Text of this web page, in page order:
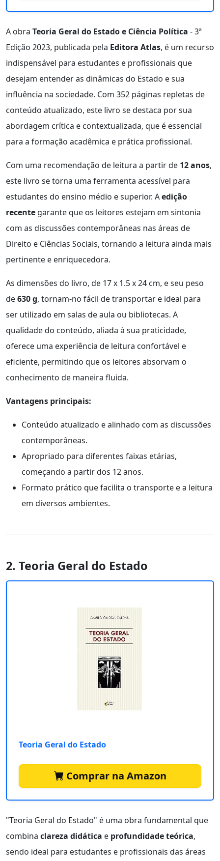
A obra Teoria Geral do Estado e Ciência Política - 3ª
Edição 2023, publicada pela Editora Atlas, é um recurso
indispensável para estudantes e profissionais que
desejam entender as dinâmicas do Estado e sua
influência na sociedade. Com 352 páginas repletas de
conteúdo atualizado, este livro se destaca por sua
abordagem crítica e contextualizada, que é essencial
para a formação acadêmica e prática profissional.
Com uma recomendação de leitura a partir de 12 anos,
este livro se torna uma ferramenta acessível para
estudantes do ensino médio e superior. Aedição
recente garante que os leitores estejam em sintonia
com as discussões contemporâneas nas áreas de
Direito e Ciências Sociais, tornando a leitura ainda mais
pertinente e enriquecedora.
As dimensões do livro, de 17 x 1.5 x 24 cm, e seu peso
de630 g, tornam-no fácil de transportar e ideal para
ser utilizado em salas de aula ou bibliotecas. A
qualidade do conteúdo, aliada à sua praticidade,
oferece uma experiência de leitura confortável e
eficiente, permitindo que os leitores absorvam o
conhecimento de maneira fluida.
Vantagens principais:
Conteúdo atualizado e alinhado com as discussões
contemporâneas.
Apropriado para diferentes faixas etárias,
começando a partir dos 12 anos.
Formato prático que facilita o transporte e a leitura
em diversos ambientes.
2. Teoria Geral do Estado
Teoria Geral do Estado
Comprar na Amazon
"Teoria Geral do Estado" é uma obra fundamental que
combina clareza didática e profundidade teórica,
sendo ideal para estudantes e profissionais das áreas